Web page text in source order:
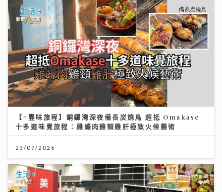
【#豐味旅程】銅鑼灣深夜備長炭燒鳥 超抵 Omakase
十多道味覺旅程：雞蠔肉雞頸雞肝極致火候藝術
23/07/2026